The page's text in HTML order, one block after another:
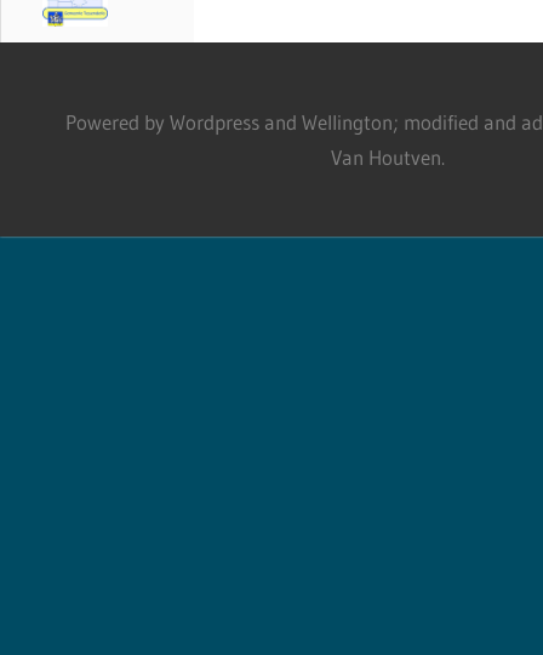
Powered by Wordpress and Wellington; modified and
Van Houtven.